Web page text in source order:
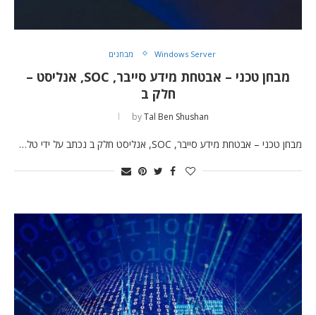
Windows Server מבחנים
מבחן טכני – אבטחת מידע סייבר, SOC, אנליסט –
חלק ב
byTal Ben Shushan
מבחן טכני – אבטחת מידע סייבר, SOC, אנליסט חלק ב נכתב על ידי טל…